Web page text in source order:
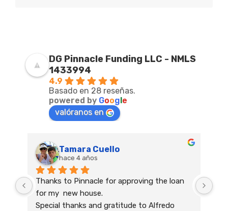
DG Pinnacle Funding LLC - NMLS
1433994
4.9
Basado en 28 reseñas.
powered by Goog e
valóranos en
Tamara Cuello
hace 4 años
Thanks to Pinnacle for approving the loan
for my  new house.
Special thanks and gratitude to Alfredo